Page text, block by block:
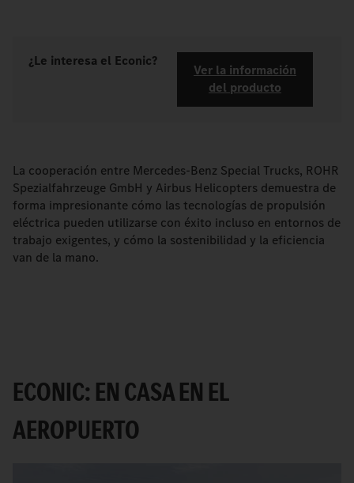
¿Le interesa el Econic?
Ver la información
del producto
La cooperación entre Mercedes-Benz Special Trucks, ROHR
Spezialfahrzeuge GmbH y Airbus Helicopters demuestra de
forma impresionante cómo las tecnologías de propulsión
eléctrica pueden utilizarse con éxito incluso en entornos de
trabajo exigentes, y cómo la sostenibilidad y la eficiencia
van de la mano.
ECONIC: EN CASA EN EL
AEROPUERTO